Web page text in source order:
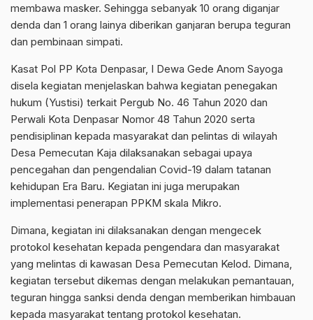
membawa masker. Sehingga sebanyak 10 orang diganjar
denda dan 1 orang lainya diberikan ganjaran berupa teguran
dan pembinaan simpati.
Kasat Pol PP Kota Denpasar, I Dewa Gede Anom Sayoga
disela kegiatan menjelaskan bahwa kegiatan penegakan
hukum (Yustisi) terkait Pergub No. 46 Tahun 2020 dan
Perwali Kota Denpasar Nomor 48 Tahun 2020 serta
pendisiplinan kepada masyarakat dan pelintas di wilayah
Desa Pemecutan Kaja dilaksanakan sebagai upaya
pencegahan dan pengendalian Covid-19 dalam tatanan
kehidupan Era Baru. Kegiatan ini juga merupakan
implementasi penerapan PPKM skala Mikro.
Dimana, kegiatan ini dilaksanakan dengan mengecek
protokol kesehatan kepada pengendara dan masyarakat
yang melintas di kawasan Desa Pemecutan Kelod. Dimana,
kegiatan tersebut dikemas dengan melakukan pemantauan,
teguran hingga sanksi denda dengan memberikan himbauan
kepada masyarakat tentang protokol kesehatan.